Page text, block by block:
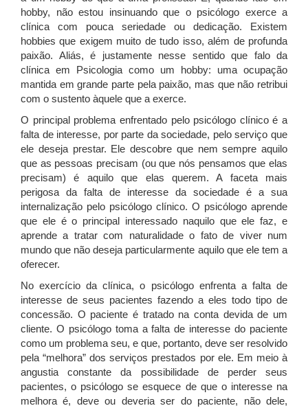
hobby, não estou insinuando que o psicólogo exerce a
clínica com pouca seriedade ou dedicação. Existem
hobbies que exigem muito de tudo isso, além de profunda
paixão. Aliás, é justamente nesse sentido que falo da
clínica em Psicologia como um hobby: uma ocupação
mantida em grande parte pela paixão, mas que não retribui
com o sustento àquele que a exerce.
O principal problema enfrentado pelo psicólogo clínico é a
falta de interesse, por parte da sociedade, pelo serviço que
ele deseja prestar. Ele descobre que nem sempre aquilo
que as pessoas precisam (ou que nós pensamos que elas
precisam) é aquilo que elas querem. A faceta mais
perigosa da falta de interesse da sociedade é a sua
internalização pelo psicólogo clínico. O psicólogo aprende
que ele é o principal interessado naquilo que ele faz, e
aprende a tratar com naturalidade o fato de viver num
mundo que não deseja particularmente aquilo que ele tem a
oferecer.
No exercício da clínica, o psicólogo enfrenta a falta de
interesse de seus pacientes fazendo a eles todo tipo de
concessão. O paciente é tratado na conta devida de um
cliente. O psicólogo toma a falta de interesse do paciente
como um problema seu, e que, portanto, deve ser resolvido
pela “melhora” dos serviços prestados por ele. Em meio à
angustia constante da possibilidade de perder seus
pacientes, o psicólogo se esquece de que o interesse na
melhora é, deve ou deveria ser do paciente, não dele,